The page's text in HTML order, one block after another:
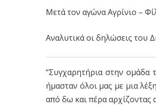
Mετά τον αγώνα Αγρίνιο –
Αναλυτικά οι δηλώσεις του
“Συγχαρητήρια στην ομάδα
ήμασταν όλοι μας με μια
από δω και πέρα αρχίζοντας